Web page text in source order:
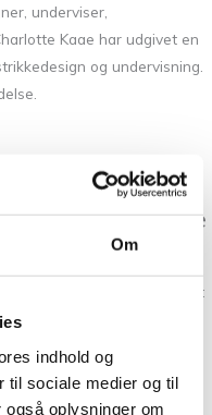
Om
indhold og
til sociale medier og til
oplysninger om
underviser,
Kaae har udgivet en
og undervisning.
“Strik af Lene
Krævede felter er markeret